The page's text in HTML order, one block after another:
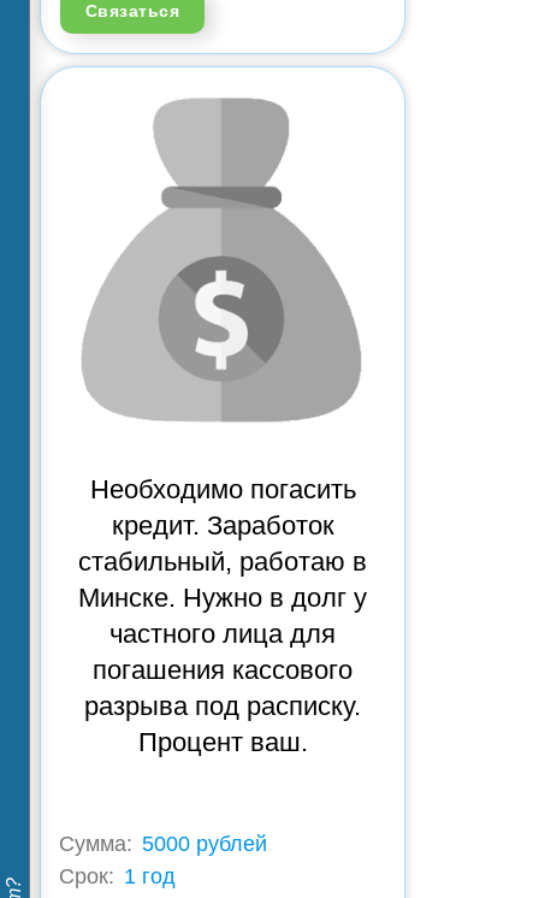
Связаться
Необходимо погасить
кредит. Заработок
стабильный, работаю в
Минске. Нужно в долг у
частного лица для
погашения кассового
разрыва под расписку.
Процент ваш.
Сумма: 5000 рублей
Срок: 1 год